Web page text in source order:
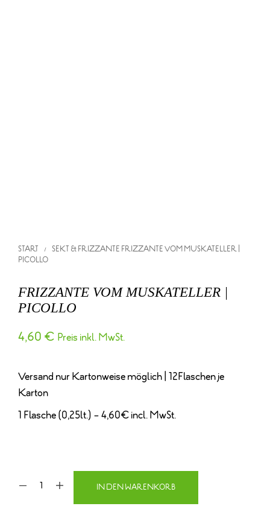
START / SEKT & FRIZZANTE FRIZZANTE VOM MUSKATELLER |
PICOLLO
FRIZZANTE VOM MUSKATELLER |
PICOLLO
4,60 € Preis inkl. MwSt.
Versand nur Kartonweise möglich | 12Flaschen je
Karton
1 Flasche (0,25lt.) – 4,60€ incl. MwSt.
IN DEN WARENKORB